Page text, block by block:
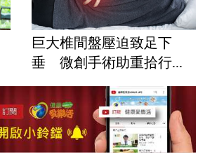
巨大椎間盤壓迫致足下
垂 微創手術助重拾行...